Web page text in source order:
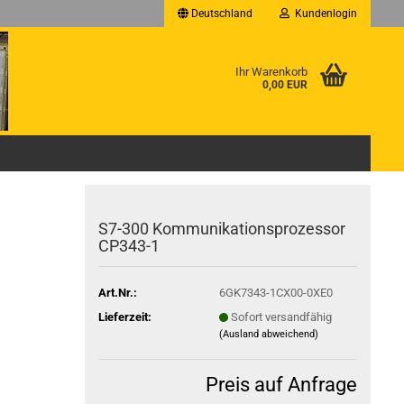
Deutschland Kundenlogin
Ihr Warenkorb
0,00 EUR
S7-300 Kommunikationsprozessor
CP343-1
Art.Nr.:
6GK7343-1CX00-0XE0
Lieferzeit:
Sofort versandfähig
(Ausland abweichend)
Preis auf Anfrage